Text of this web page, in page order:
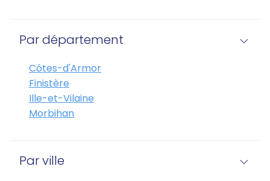
Par département
Côtes-d'Armor
Finistère
Ille-et-Vilaine
Morbihan
Par ville